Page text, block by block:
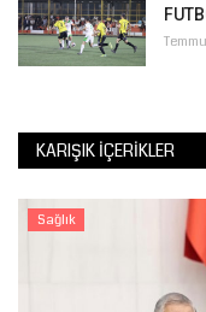
KARIŞIK İÇERIKLER
Sağlık